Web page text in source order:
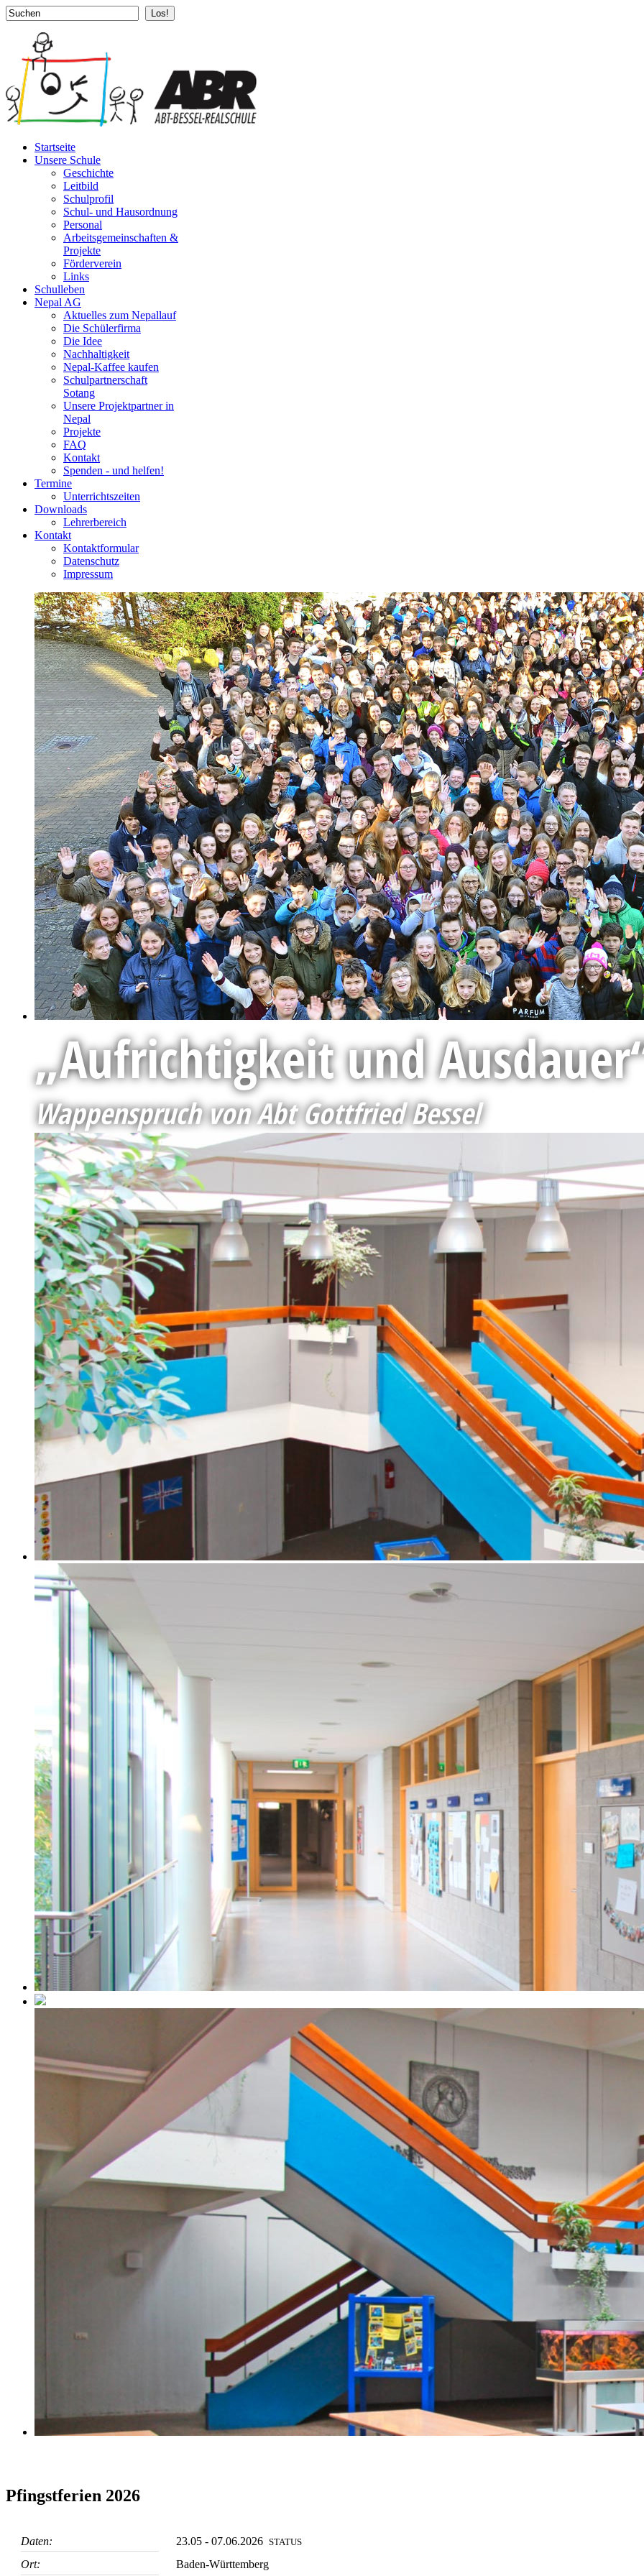
Los!
Startseite
Unsere Schule
Geschichte
Leitbild
Schulprofil
Schul- und Hausordnung
Personal
Arbeitsgemeinschaften &
Projekte
Förderverein
Links
Schulleben
Nepal AG
Aktuelles zum Nepallauf
Die Schülerfirma
Die Idee
Nachhaltigkeit
Nepal-Kaffee kaufen
Schulpartnerschaft
Sotang
Unsere Projektpartner in
Nepal
Projekte
FAQ
Kontakt
Spenden - und helfen!
Termine
Unterrichtszeiten
Downloads
Lehrerbereich
Kontakt
Kontaktformular
Datenschutz
Impressum
„Aufrichtigkeit und
Wappenspruch von Abt Gottfried Bessel
Pfingstferien 2026
Daten: 23.05 - 07.06.2026 STATUS
Ort: Baden-Württemberg